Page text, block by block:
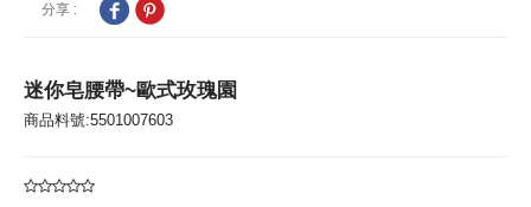
分享 :
迷你皂腰帶~歐式玫瑰園
商品料號:5501007603